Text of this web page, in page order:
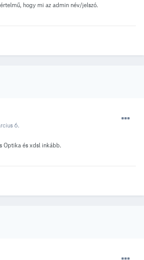
hogy mi az admin név/jelszó.
6.
Optika és xdsl inkább.